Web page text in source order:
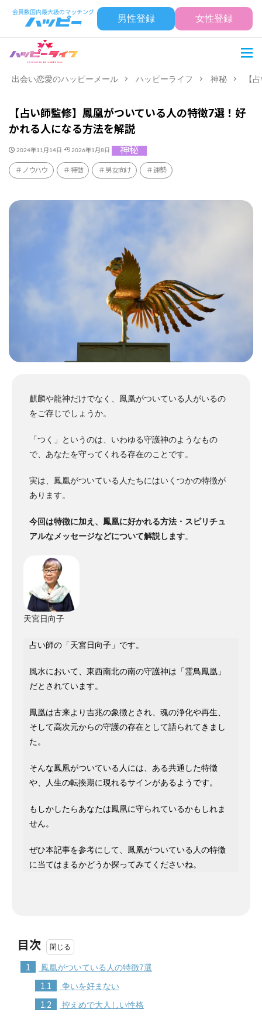
男性登録 女性登録
出会い恋愛のハッピーメール ハッピーライフ 神秘 【
【占い師監修】鳳凰がついている人の特徴7選！好
かれる人になる方法を解説
2024年11月14日 2026年1月8日 神秘
ノウハウ 特徴 男女向け 運勢
麒麟や龍神だけでなく、鳳凰がついている人がいるの
をご存じでしょうか。
「つく」というのは、いわゆる守護神のようなもの
で、あなたを守ってくれる存在のことです。
実は、鳳凰がついている人たちにはいくつかの特徴が
あります。
今回は特徴に加え、鳳凰に好かれる方法・スピリチュ
アルなメッセージなどについて解説します。
天宮日向子
占い師の「天宮日向子」です。
風水において、東西南北の南の守護神は「霊鳥鳳凰」
だとされています。
鳳凰は古来より吉兆の象徴とされ、魂の浄化や再生、
そして高次元からの守護の存在として語られてきまし
た。
そんな鳳凰がついている人には、ある共通した特徴
や、人生の転換期に現れるサインがあるようです。
もしかしたらあなたは鳳凰に守られているかもしれま
せん。
ぜひ本記事を参考にして、鳳凰がついている人の特徴
に当てはまるかどうか探ってみてくださいね。
目次
1 鳳凰がついている人の特徴7選
1.1 争いを好まない
1.2 控えめで大人しい性格